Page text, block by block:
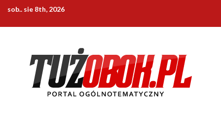
content
sob.. sie 8th, 2026